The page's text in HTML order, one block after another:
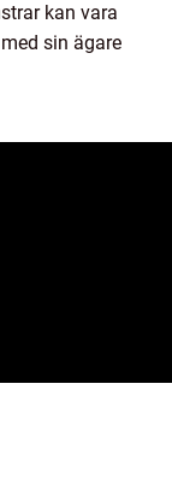
kan vara
sin ägare